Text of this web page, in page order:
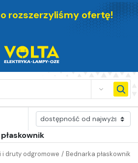
rozszerzyliśmy ofertę!
SEARCH
Bednarka płaskownik
/
i druty odgromowe